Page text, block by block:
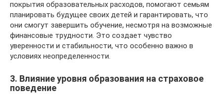
покрытия образовательных расходов, помогают семьям
планировать будущее своих детей и гарантировать, что
они смогут завершить обучение, несмотря на возможные
финансовые трудности. Это создает чувство
уверенности и стабильности, что особенно важно в
условиях неопределенности.
3. Влияние уровня образования на страховое
поведение